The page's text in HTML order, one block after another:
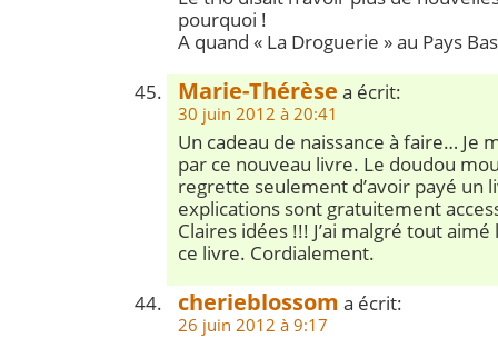
pourquoi !
A quand « La Droguerie » au Pays
Marie-Thérèse a écrit:
30 juin 2012 à 20:41
Un cadeau de naissance à faire… Je
par ce nouveau livre. Le doudou
regrette seulement d’avoir payé un
explications sont gratuitement
Claires idées !!! J’ai malgré tout
ce livre. Cordialement.
cherieblossom a écrit:
26 juin 2012 à 9:17